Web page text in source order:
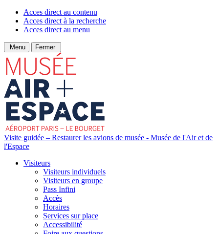
Acces direct au contenu
Acces direct à la recherche
Acces direct au menu
Menu Fermer
Visite guidée – Restaurer les avions de musée - Musée de l'Air et de
l'Espace
Visiteurs
Visiteurs individuels
Visiteurs en groupe
Pass Infini
Accès
Horaires
Services sur place
Accessibilité